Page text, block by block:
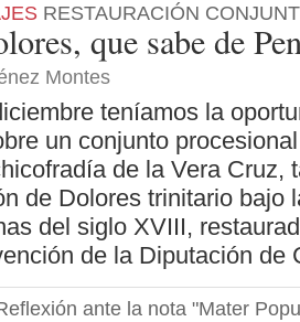
RESTAURACIÓN
que sabe de
Montes
teníamos la
un conjunto
de la Vera Cruz,
de Dolores trinitario bajo
del siglo XVIII,
de la Diputación de
ante la nota "Mater